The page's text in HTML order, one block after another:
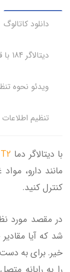
دانلود کاتالوگ
دیتالاگر 184 با قابلیت اتصال به رایانه
ویدئو نحوه
تنظیم اطلاعات
با دیتالاگر دما
کنترل کنید.
در مقصد مورد
شد که آیا
خیر. برای به